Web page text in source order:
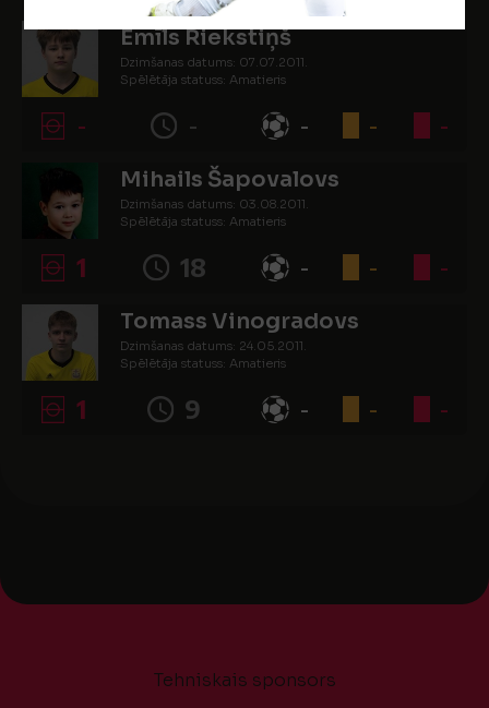
Emīls Riekstiņš
Dzimšanas datums: 07.07.2011.
Spēlētāja statuss: Amatieris
- - - - -
Mihails Šapovalovs
Dzimšanas datums: 03.08.2011.
Spēlētāja statuss: Amatieris
1 18 - - -
Tomass Vinogradovs
Dzimšanas datums: 24.05.2011.
Spēlētāja statuss: Amatieris
1 9 - - -
Tehniskais sponsors